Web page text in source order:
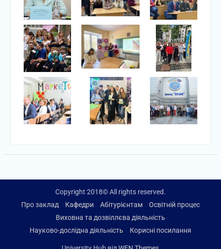
Copyright 2018© All rights reserved.
Про заклад
Кафедри Абітурієнтам
Освітній процес
Виховна та дозвіллєва діяльність
Науково-дослідна діяльність
Корисні посилання